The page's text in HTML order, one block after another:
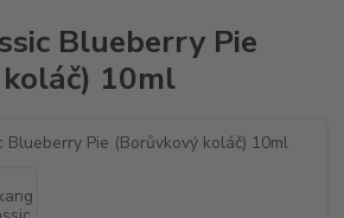
Blueberry Pie
10ml